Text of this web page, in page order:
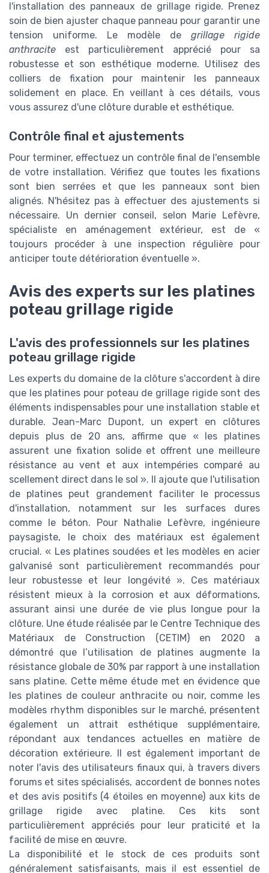
l'installation des panneaux de grillage rigide. Prenez
soin de bien ajuster chaque panneau pour garantir une
tension uniforme. Le modèle de grillage rigide
anthracite est particulièrement apprécié pour sa
robustesse et son esthétique moderne. Utilisez des
colliers de fixation pour maintenir les panneaux
solidement en place. En veillant à ces détails, vous
vous assurez d'une clôture durable et esthétique.
Contrôle final et ajustements
Pour terminer, effectuez un contrôle final de l'ensemble
de votre installation. Vérifiez que toutes les fixations
sont bien serrées et que les panneaux sont bien
alignés. N'hésitez pas à effectuer des ajustements si
nécessaire. Un dernier conseil, selon Marie Lefèvre,
spécialiste en aménagement extérieur, est de «
toujours procéder à une inspection régulière pour
anticiper toute détérioration éventuelle ».
Avis des experts sur les platines
poteau grillage rigide
L'avis des professionnels sur les platines
poteau grillage rigide
Les experts du domaine de la clôture s'accordent à dire
que les platines pour poteau de grillage rigide sont des
éléments indispensables pour une installation stable et
durable. Jean-Marc Dupont, un expert en clôtures
depuis plus de 20 ans, affirme que « les platines
assurent une fixation solide et offrent une meilleure
résistance au vent et aux intempéries comparé au
scellement direct dans le sol ». Il ajoute que l'utilisation
de platines peut grandement faciliter le processus
d'installation, notamment sur les surfaces dures
comme le béton. Pour Nathalie Lefèvre, ingénieure
paysagiste, le choix des matériaux est également
crucial. « Les platines soudées et les modèles en acier
galvanisé sont particulièrement recommandés pour
leur robustesse et leur longévité ». Ces matériaux
résistent mieux à la corrosion et aux déformations,
assurant ainsi une durée de vie plus longue pour la
clôture. Une étude réalisée par le Centre Technique des
Matériaux de Construction (CETIM) en 2020 a
démontré que l’utilisation de platines augmente la
résistance globale de 30% par rapport à une installation
sans platine. Cette même étude met en évidence que
les platines de couleur anthracite ou noir, comme les
modèles rhythm disponibles sur le marché, présentent
également un attrait esthétique supplémentaire,
répondant aux tendances actuelles en matière de
décoration extérieure. Il est également important de
noter l'avis des utilisateurs finaux qui, à travers divers
forums et sites spécialisés, accordent de bonnes notes
et des avis positifs (4 étoiles en moyenne) aux kits de
grillage rigide avec platine. Ces kits sont
particulièrement appréciés pour leur praticité et la
facilité de mise en œuvre.
La disponibilité et le stock de ces produits sont
généralement satisfaisants, mais il est essentiel de